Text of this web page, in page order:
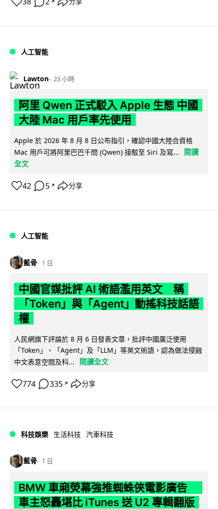
↗
人工智能
Lawton 23 小時
阿里 Qwen 正式駁入 Apple 生態 中國
大陸 Mac 用戶率先使用
Apple 於 2026 年 8 月 8 日公布指引，確認中國大陸合資格
Mac 用戶可將阿里巴巴千問 (Qwen) 接駁至 Siri 及寫...
閱讀
全文
42 5 ↗ 分享
人工智能
藍骨 1 日
中國官媒批評 AI 術語濫用英文 稱
「Token」與「Agent」動搖科技話語
權
人民網旗下評論於 8 月 6 日發表文章，批評中國廣泛使用
「Token」、「Agent」及「LLM」等英文術語，認為做法侵蝕
中文表意空間及科...
閱讀全文
774 335 ↗ 分享
科技娛樂 生活科技 汽車科技
藍骨 1 日
BMW 車廂熒幕強推蜘蛛俠電影廣告
車主怒轟堪比 iTunes 送 U2 專輯翻版